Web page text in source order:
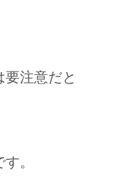
注意だと
。